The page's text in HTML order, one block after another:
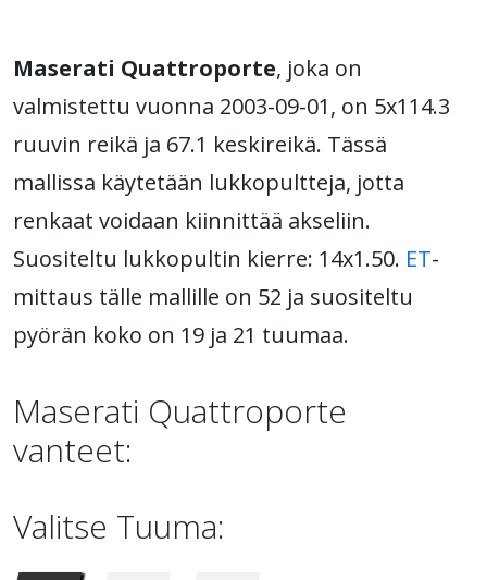
Maserati Quattroporte, joka on
valmistettu vuonna 2003-09-01, on 5x114.3
ruuvin reikä ja 67.1 keskireikä. Tässä
mallissa käytetään lukkopultteja, jotta
renkaat voidaan kiinnittää akseliin.
Suositeltu lukkopultin kierre: 14x1.50. ET-
mittaus tälle mallille on 52 ja suositeltu
pyörän koko on 19 ja 21 tuumaa.
Maserati Quattroporte
vanteet:
Valitse Tuuma: